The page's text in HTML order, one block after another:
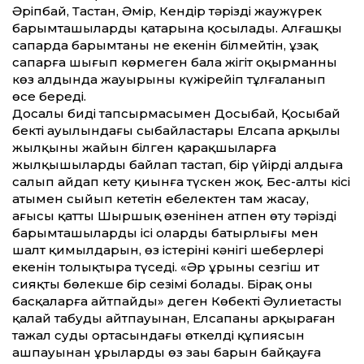
Әріпбай, Тастан, Әмір, Кендір тәрізді жаужүрек
барымташылардың қатарына қосылады. Алғашқы
сапарда барымтаның не екенін білмейтін, ұзақ
сапарға шығып көрмеген балаң жігіт оқырманның
көз алдында жауырыны күжірейіп тұлғаланып
өсе береді.
Досалы бидің тапсырмасымен Досыбай, Қосыбай
бектің ауылындағы сыбайластары Елсапа арқылы
жылқының жайын білген қарақшыларға
жылқышыларды байлап тастап, бір үйірді алдыға
салып айдап кету қиынға түскен жоқ. Бес-алты кісі
атымен сыйып кететін ебелектен там жасау,
ағысы қатты Шыршық өзенінен атпен өту тәрізді
барымташылардың ісі олардың батырлығы мен
шалт қимылдарын, өз істерінің кәнігі шеберлері
екенін толықтыра түседі. «Әр ұрының сезгіш ит
сияқты бөлекше бір сезімі болады. Бірақ оны
басқаларға айтпайды» деген Көбектің Әулиетасты
қалай табуды айт­пауынан, Елсапаның арқыраған
тажал судың ортасындағы өткелдің құпиясын
ашпауынан ұрылардың өз заңы барын байқауға